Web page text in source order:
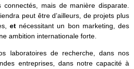
connectés, mais de manière disparate.
peut être d’ailleurs, de projets plus
etnécessitant un bon marketing, des
ambition internationale forte.
laboratoires de recherche, dans nos
entreprises, dans notre capacité à